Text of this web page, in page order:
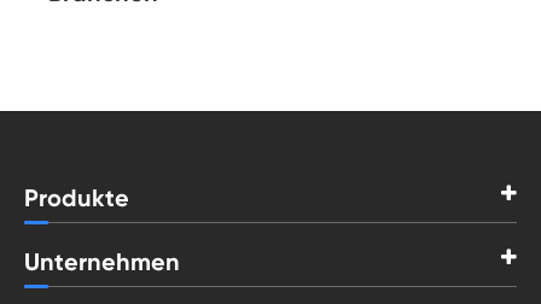
Produkte
Unternehmen